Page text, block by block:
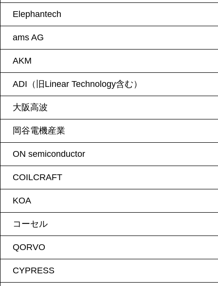
Elephantech
ams AG
AKM
ADI（旧Linear Technology含む）
大阪高波
岡谷電機産業
ON semiconductor
COILCRAFT
KOA
コーセル
QORVO
CYPRESS